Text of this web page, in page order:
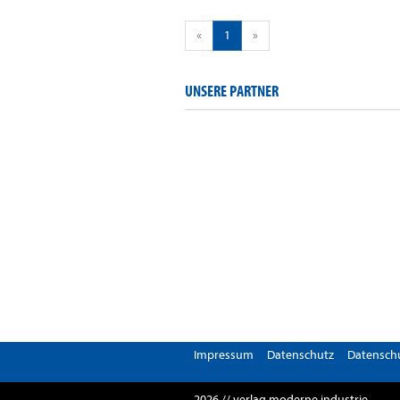
« 1 »
UNSERE PARTNER
Impressum Datenschutz